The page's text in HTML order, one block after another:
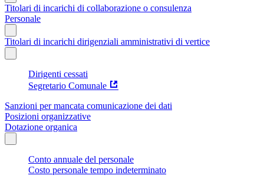
Titolari di incarichi di collaborazione o consulenza
Personale
Titolari di incarichi dirigenziali amministrativi di vertice
Dirigenti cessati
Segretario Comunale
Sanzioni per mancata comunicazione dei dati
Posizioni organizzative
Dotazione organica
Conto annuale del personale
Costo personale tempo indeterminato